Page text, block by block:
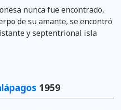
nunca fue encontrado,
de su amante, se encontró
y septentrional isla
1959